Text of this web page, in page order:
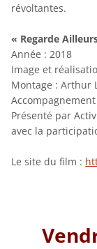
révoltantes.
« Regarde
Année : 2018
Image et
Montage : Arthur
Présenté par
avec la
Le site du film :